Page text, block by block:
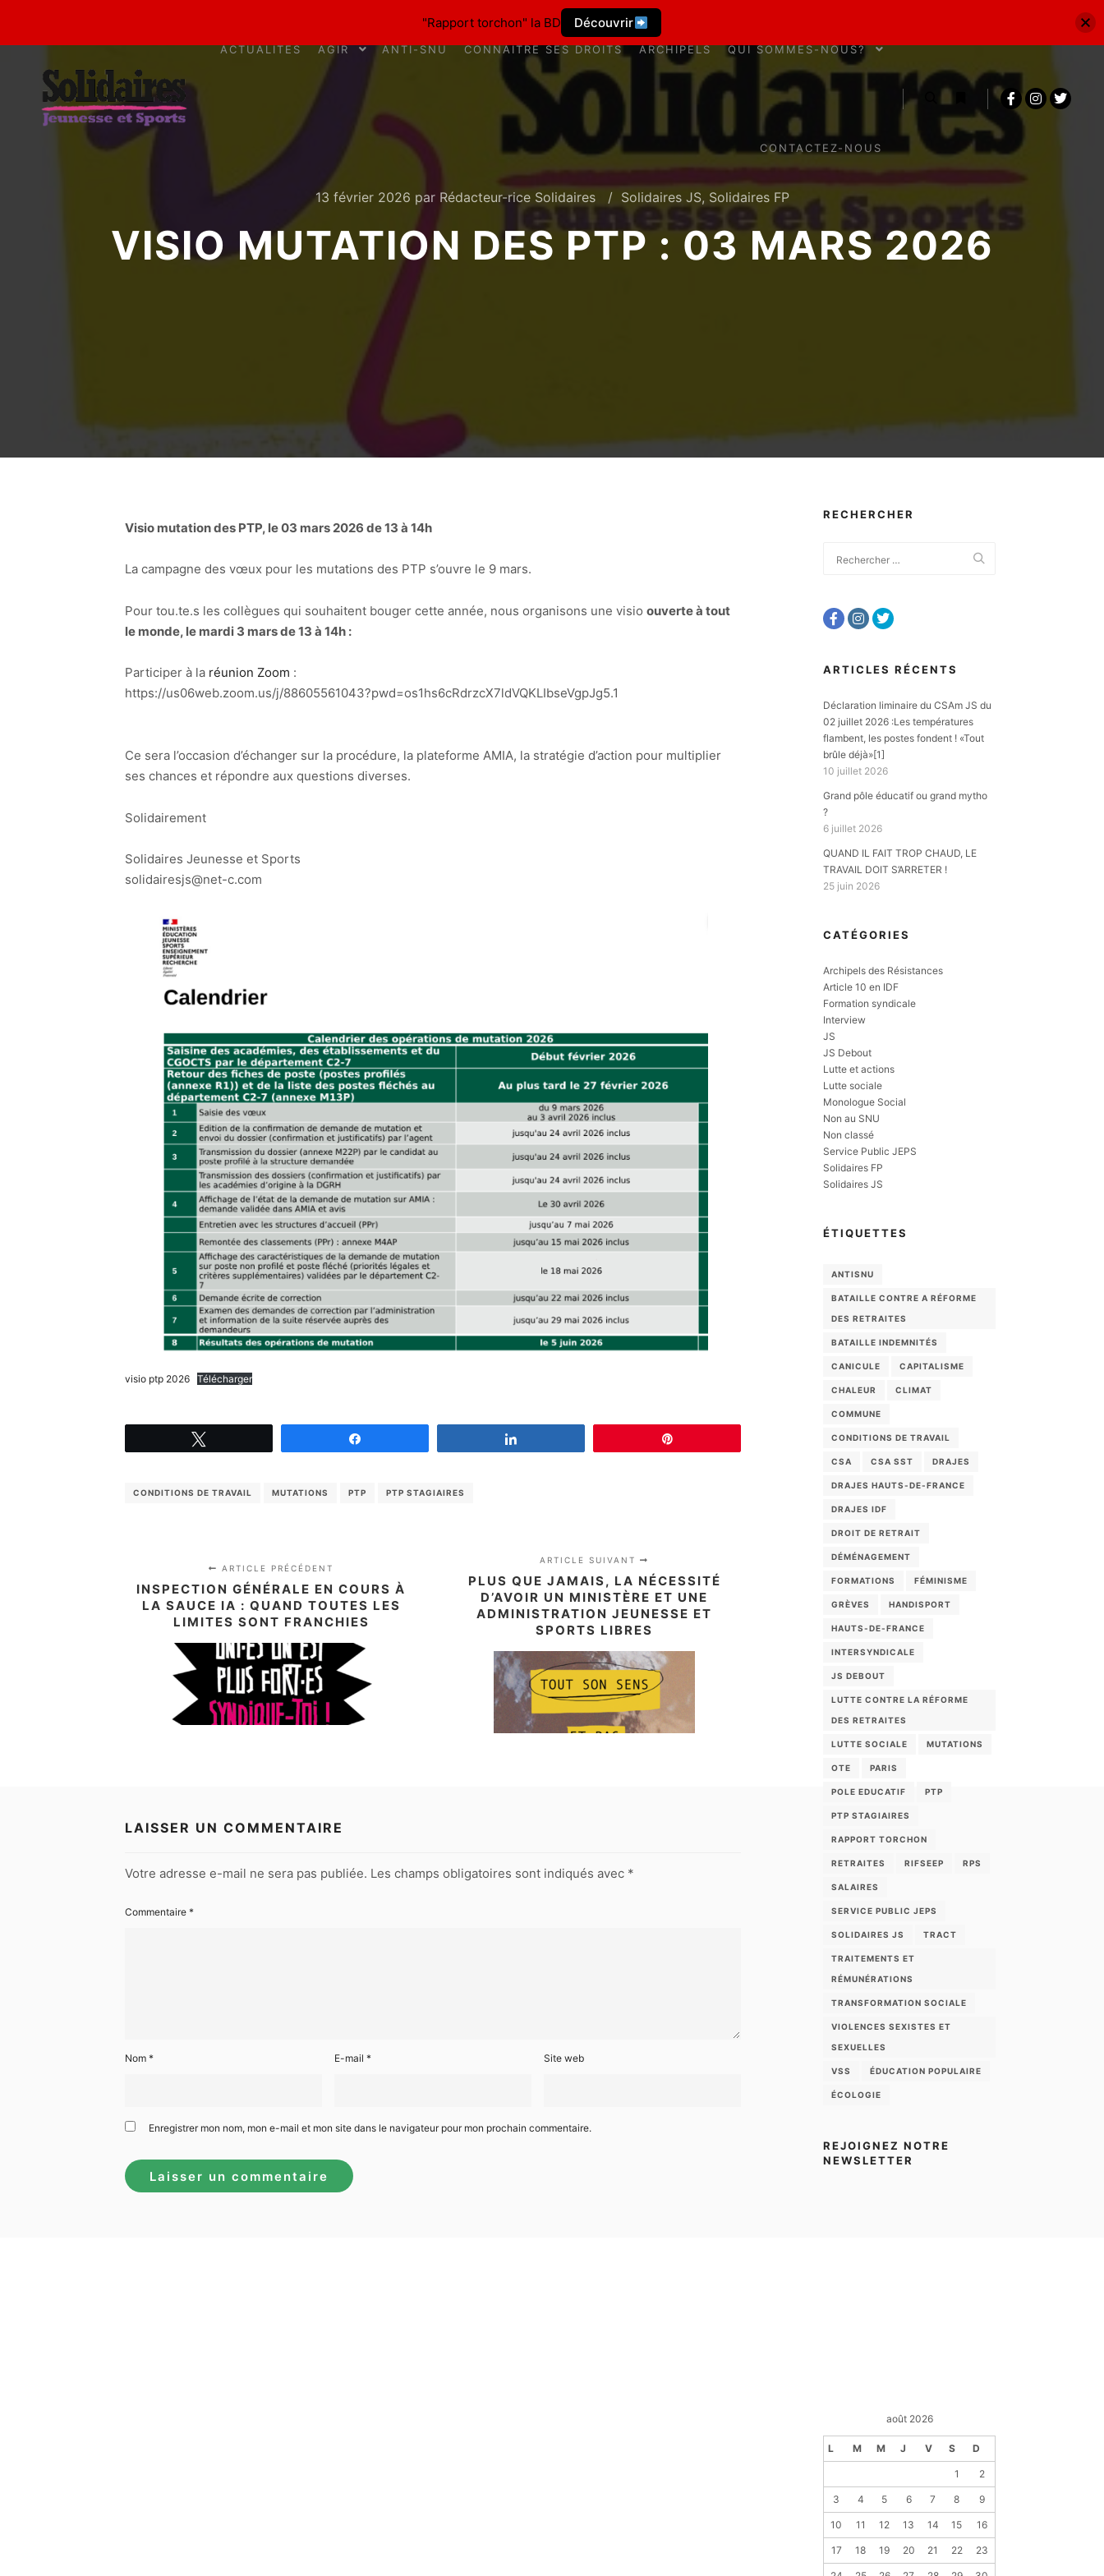
ACTUALITÉS AGIR ANTI-SNU CONNAÎTRE SES DROITS ARCHIPELS QUI SOMMES-NOUS?
CONTACTEZ-NOUS
13 février 2026 par Rédacteur-rice Solidaires Solidaires JS, Solidaires FP
VISIO MUTATION DES PTP : 03 MARS 2026
Visio mutation des PTP, le 03 mars 2026 de 13 à 14h
La campagne des vœux pour les mutations des PTP s’ouvre le 9 mars.
Pour tou.te.s les collègues qui souhaitent bouger cette année, nous organisons une visio ouverte à tout
le monde, le mardi 3 mars de 13 à 14h :
Participer à la réunion Zoom :
https://us06web.zoom.us/j/88605561043?pwd=os1hs6cRdrzcX7ldVQKLIbseVgpJg5.1
Ce sera l’occasion d’échanger sur la procédure, la plateforme AMIA, la stratégie d’action pour multiplier
ses chances et répondre aux questions diverses.
Solidairement
Solidaires Jeunesse et Sports
solidairesjs@net-c.com
visio ptp 2026 Télécharger
CONDITIONS DE TRAVAIL MUTATIONS PTP PTP STAGIAIRES
ARTICLE PRÉCÉDENT
INSPECTION GÉNÉRALE EN COURS À
LA SAUCE IA : QUAND TOUTES LES
LIMITES SONT FRANCHIES
ARTICLE SUIVANT
PLUS QUE JAMAIS, LA NÉCESSITÉ
D’AVOIR UN MINISTÈRE ET UNE
ADMINISTRATION JEUNESSE ET
SPORTS LIBRES
LAISSER UN COMMENTAIRE
Votre adresse e-mail ne sera pas publiée. Les champs obligatoires sont indiqués avec *
Commentaire *
Nom * E-mail * Site web
Enregistrer mon nom, mon e-mail et mon site dans le navigateur pour mon prochain commentaire.
RECHERCHER
ARTICLES RÉCENTS
Déclaration liminaire du CSAm JS du
02 juillet 2026 :Les températures
flambent, les postes fondent ! «Tout
brûle déjà»[1]
10 juillet 2026
Grand pôle éducatif ou grand mytho
?
6 juillet 2026
QUAND IL FAIT TROP CHAUD, LE
TRAVAIL DOIT S’ARRETER !
25 juin 2026
CATÉGORIES
Archipels des Résistances
Article 10 en IDF
Formation syndicale
Interview
JS
JS Debout
Lutte et actions
Lutte sociale
Monologue Social
Non au SNU
Non classé
Service Public JEPS
Solidaires FP
Solidaires JS
ÉTIQUETTES
ANTISNU
BATAILLE CONTRE A RÉFORME
DES RETRAITES
BATAILLE INDEMNITÉS
CANICULE CAPITALISME
CHALEUR CLIMAT
COMMUNE
CONDITIONS DE TRAVAIL
CSA CSA SST DRAJES
DRAJES HAUTS-DE-FRANCE
DRAJES IDF
DROIT DE RETRAIT
DÉMÉNAGEMENT
FORMATIONS FÉMINISME
GRÈVES HANDISPORT
HAUTS-DE-FRANCE
INTERSYNDICALE
JS DEBOUT
LUTTE CONTRE LA RÉFORME
DES RETRAITES
LUTTE SOCIALE MUTATIONS
OTE PARIS
POLE EDUCATIF PTP
PTP STAGIAIRES
RAPPORT TORCHON
RETRAITES RIFSEEP RPS
SALAIRES
SERVICE PUBLIC JEPS
SOLIDAIRES JS TRACT
TRAITEMENTS ET
RÉMUNÉRATIONS
TRANSFORMATION SOCIALE
VIOLENCES SEXISTES ET
SEXUELLES
VSS ÉDUCATION POPULAIRE
ÉCOLOGIE
REJOIGNEZ NOTRE
NEWSLETTER
août 2026
L M M J V S D
1 2
3 4 5 6 7 8 9
10 11 12 13 14 15 16
17 18 19 20 21 22 23
"Rapport torchon" la BD Découvrir